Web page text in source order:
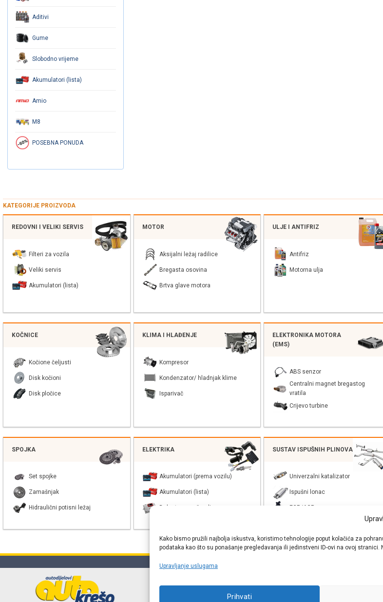
Kako bismo pružili najbolja iskustva, koristimo tehnologije poput kolačića za
podataka kao što su ponašanje pregledavanja ili jedinstveni ID-ovi na ovoj
Upravljanje uslugama
Prihvati
Aditivi
Gume
Slobodno vrijeme
Akumulatori (lista)
Amio
M8
POSEBNA PONUDA
KATEGORIJE PROIZVODA
REDOVNI I VELIKI SERVIS
Filteri za vozila
Veliki servis
Akumulatori (lista)
MOTOR
Aksijalni ležaj radilice
Bregasta osovina
Brtva glave motora
ULJE I ANTIFRIZ
Antifriz
Motorna ulja
KOČNICE
Kočione čeljusti
Disk kočioni
Disk pločice
KLIMA I HLAĐENJE
Kompresor
Kondenzator/ hladnjak klime
Isparivač
ELEKTRONIKA MOTORA
(EMS)
ABS senzor
Centralni magnet bregastog
vratila
Crijevo turbine
SPOJKA
Set spojke
Zamašnjak
Hidraulični potisni ležaj
ELEKTRIKA
Akumulatori (prema vozilu)
Akumulatori (lista)
Balast xenon žarulje
SUSTAV ISPUŠNIH PLINOVA
Univerzalni katalizator
Ispušni lonac
EGR/AGR
Online webshop autodijelova- Auto Krešo - preko 200 svjetski
proizvođača rezervnih dijelova za sve vrste i tipove osobnih i